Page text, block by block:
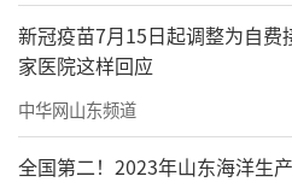
新冠疫苗7月15日起调整为自费
家医院这样回应
中华网山东频道
全国第二！2023年山东海洋生